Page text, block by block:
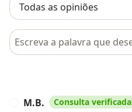
Pesquisar em opiniões
M.B. Consulta verificada